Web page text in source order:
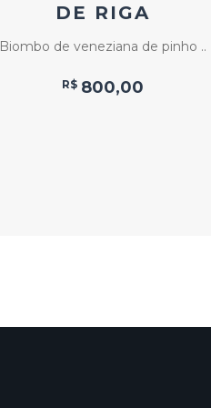
DE RIGA
Biombo de veneziana de pinho ..
R$ 800,00